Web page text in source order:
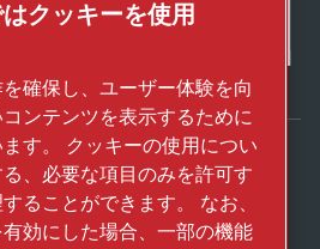
ループが未来を変えるテク
うに実現しているかご覧く
クッキーを使用
確保し、ユーザー体験を向
ンテンツを表示するために
す。 クッキーの使用につい
、必要な項目のみを許可す
ることができます。 なお、
効にした場合、一部の機能